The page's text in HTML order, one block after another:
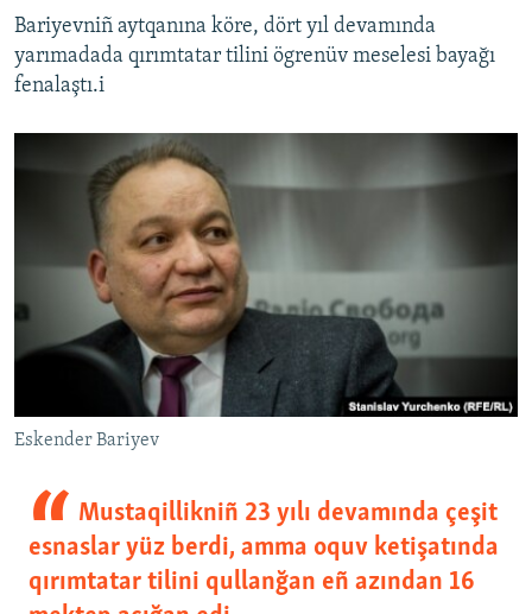
Bariyevniñ aytqanına köre, dört yıl devamında
yarımadada qırımtatar tilini ögrenüv meselesi bayağı
fenalaştı.i
Eskender Bariyev
Mustaqillikniñ 23 yılı devamında çeşit
esnaslar yüz berdi, amma oquv ketişatında
qırımtatar tilini qullanğan eñ azından 16